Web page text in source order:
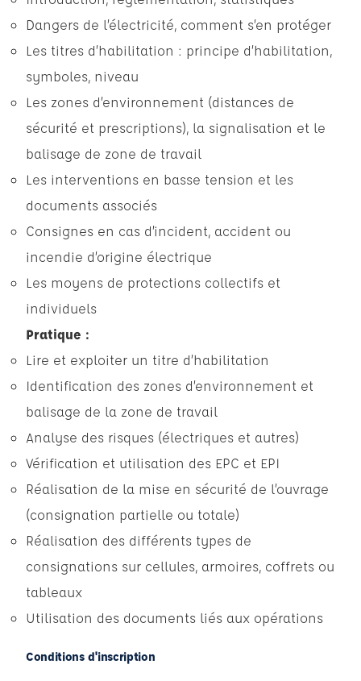
Dangers de l’électricité, comment s’en protéger
Les titres d’habilitation : principe d’habilitation,
symboles, niveau
Les zones d’environnement (distances de
sécurité et prescriptions), la signalisation et le
balisage de zone de travail
Les interventions en basse tension et les
documents associés
Consignes en cas d’incident, accident ou
incendie d’origine électrique
Les moyens de protections collectifs et
individuels
Pratique :
Lire et exploiter un titre d’habilitation
Identification des zones d’environnement et
balisage de la zone de travail
Analyse des risques (électriques et autres)
Vérification et utilisation des EPC et EPI
Réalisation de la mise en sécurité de l’ouvrage
(consignation partielle ou totale)
Réalisation des différents types de
consignations sur cellules, armoires, coffrets ou
tableaux
Utilisation des documents liés aux opérations
Conditions d'inscription